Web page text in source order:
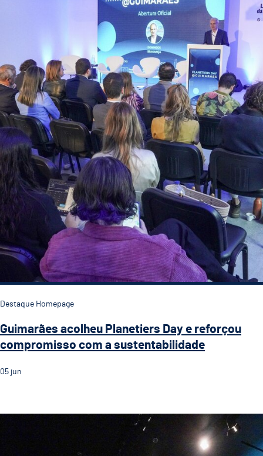
Destaque Homepage
Guimarães acolheu Planetiers Day e reforçou
compromisso com a sustentabilidade
05 jun
Capital Verde Europeia 2026: um caminho